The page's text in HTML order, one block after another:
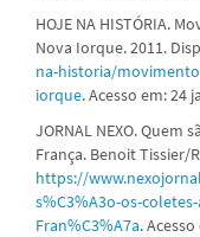
HOJE NA HISTÓRIA.
Nova Iorque. 2011.
na-historia/
iorque. Acesso em: 24
JORNAL NEXO. Quem
França. Benoit Tissier/
https://
s%C3%A3o-os-
Fran%C3%A7a.